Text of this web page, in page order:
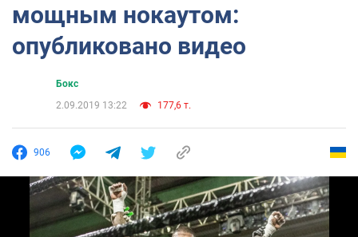
мощным нокаутом:
опубликовано видео
Бокс
2.09.2019 13:22
177,6 т.
906